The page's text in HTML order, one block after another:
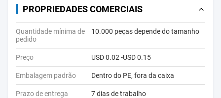
PROPRIEDADES COMERCIAIS
Quantidade mínima de
pedido
10.000 peças depende do tamanho
Preço USD 0.02 -USD 0.15
Embalagem padrão Dentro do PE, fora da caixa
Prazo de entrega 7 dias de trabalho